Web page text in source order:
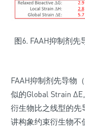
图6. FAAH抑制剂
FAAH抑制剂先导物
似的Global Strain
衍生物比之线型的先
讲构象约束衍生物不